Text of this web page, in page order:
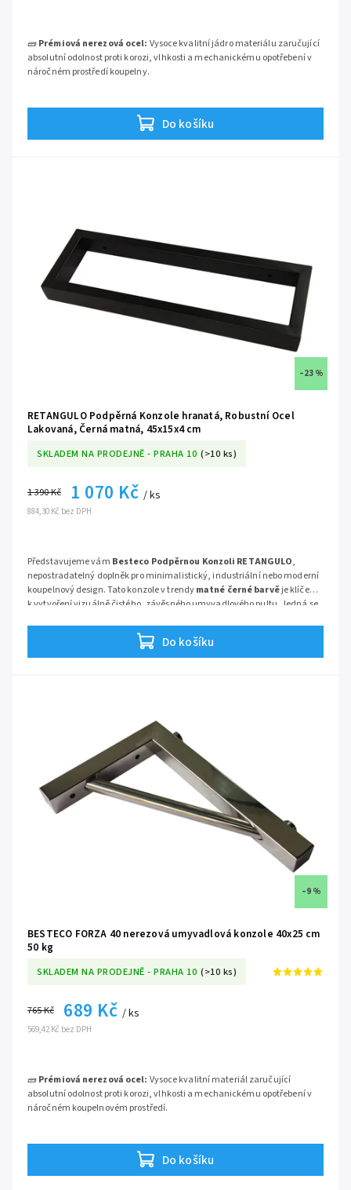
Do košíku
🧱Prémiová nerezová ocel: Vysoce kvalitní jádro materiálu zaručující
absolutní odolnost proti korozi, vlhkosti a mechanickému opotřebení v
náročném prostředí koupelny.
✨Vysoce lesklý chromovaný povrch:Exkluzivní povrchová úprava,
která fantasticky odráží světlo, snadno se čistí a dokonale ladí s
chromovanými vodovodními bateriemi a sifony.
Přesné rozměry 45x15x4 cm:
pevnou oporu pro většinu standardních koupelnových desek bez
vizuálního narušení prostoru.
Předvrtané montážní otvory:
Přesně umístěné kotevní body pro
bleskurychlou, pevnou a geometricky naprosto přesnou instalaci do
stěny i do samotné umyvadlové desky.
–23 %
RETANGULO Podpěrná Konzole hranatá, Robustní Ocel
Lakovaná, Černá matná, 45x15x4 cm
SKLADEM NA PRODEJNĚ - PRAHA 10 (>10 ks)
884,30 Kč bez DPH
1 390 Kč 1 070 Kč / ks
Do košíku
Představujeme vám Besteco Podpěrnou Konzoli RETANGULO,
nepostradatelný doplněk pro minimalistický, industriální nebo moderní
koupelnový design. Tato konzole v trendymatné černé barvěje klíčem
k vytvoření vizuálně čistého, závěsného umyvadlového pultu. Jedná se
funkčnost a navíc získat praktický prostor pro ručníky.
–9 %
BESTECO FORZA 40 nerezová umyvadlová konzole 40x25 cm
50 kg
SKLADEM NA PRODEJNĚ - PRAHA 10 (>10 ks)
569,42 Kč bez DPH
765 Kč 689 Kč / ks
Do košíku
🧱Prémiová nerezová ocel: Vysoce kvalitní materiál zaručující
absolutní odolnost proti korozi, vlhkosti a mechanickému opotřebení v
náročném koupelnovém prostředí.
💪Extrémní statická nosnost:Inženýrsky dimenzovaný profil
navržený pro bezpečné ukotvení těžkých masivních desek pod
umyvadlo včetně samotné keramiky.